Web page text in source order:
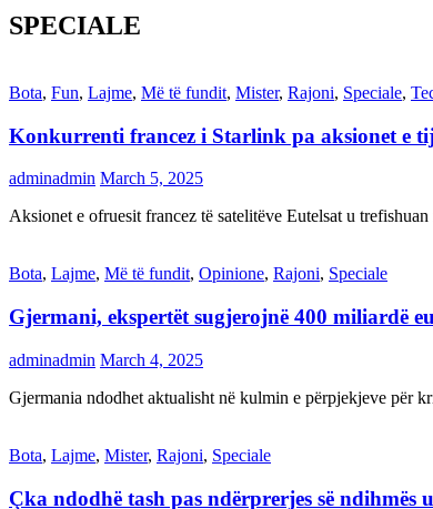
SPECIALE
Bota, Fun, Lajme, Më të fundit, Mister, Rajoni, Speciale,
Konkurrenti francez i Starlink pa aksionet e
adminadmin March 5, 2025
Aksionet e ofruesit francez të satelitëve Eutelsat u
Bota, Lajme, Më të fundit, Opinione, Rajoni, Speciale
Gjermani, ekspertët sugjerojnë 400 miliardë
adminadmin March 4, 2025
Gjermania ndodhet aktualisht në kulmin e përpjekjeve
Bota, Lajme, Mister, Rajoni, Speciale
Çka ndodhë tash pas ndërprerjes së